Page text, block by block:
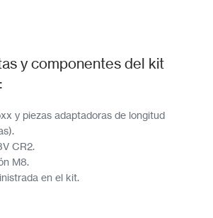
y componentes del kit
y piezas adaptadoras de longitud
CR2.
M8.
en el kit.